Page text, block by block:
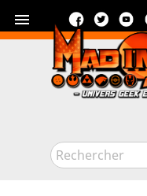
 Facebook